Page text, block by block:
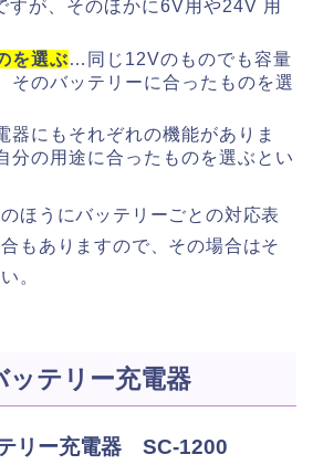
すが、そのほかに6V用や24V 用
を選ぶ…同じ12Vのものでも容量
そのバッテリーに合ったものを選
器にもそれぞれの機能がありま
分の用途に合ったものを選ぶとい
ほうにバッテリーごとの対応表
もありますので、その場合はそ
。
テリー充電器
リー充電器 SC-1200